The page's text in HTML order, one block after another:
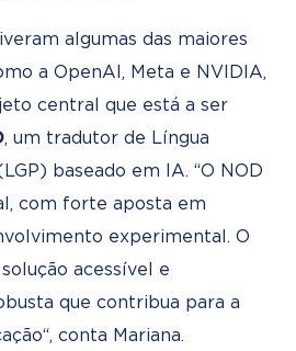
algumas das maiores
a OpenAI, Meta e NVIDIA,
central que está a ser
, um tradutor de Língua
baseado em IA. “O NOD
com forte aposta em
experimental. O
acessível e
que contribua para a
conta Mariana.